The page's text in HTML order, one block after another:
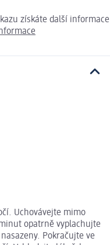
získáte další informace
Uchovávejte mimo
opatrně vyplachujte
Pokračujte ve